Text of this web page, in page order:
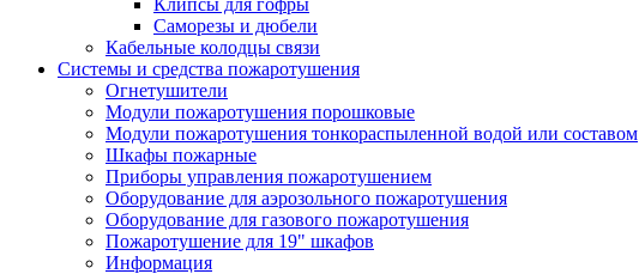
Клипсы для гофры
Саморезы и дюбели
Кабельные колодцы связи
Системы и средства пожаротушения
Огнетушители
Модули пожаротушения порошковые
Модули пожаротушения тонкораспыленной водой или составом
Шкафы пожарные
Приборы управления пожаротушением
Оборудование для аэрозольного пожаротушения
Оборудование для газового пожаротушения
Пожаротушение для 19" шкафов
Информация